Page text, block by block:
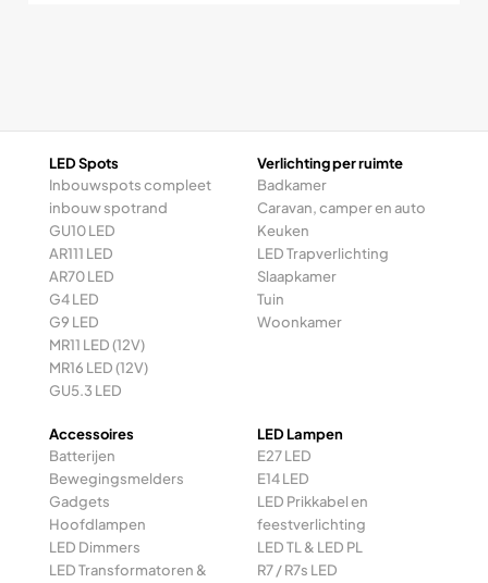
LED Spots
Inbouwspots compleet
inbouw spotrand
GU10 LED
AR111 LED
AR70 LED
G4 LED
G9 LED
MR11 LED (12V)
MR16 LED (12V)
GU5.3 LED
Verlichting per ruimte
Badkamer
Caravan, camper en auto
Keuken
LED Trapverlichting
Slaapkamer
Tuin
Woonkamer
Accessoires
Batterijen
Bewegingsmelders
Gadgets
Hoofdlampen
LED Dimmers
LED Transformatoren &
LED Lampen
E27 LED
E14 LED
LED Prikkabel en
feestverlichting
LED TL & LED PL
R7 / R7s LED